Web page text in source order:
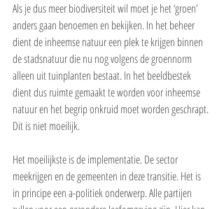
Als je dus meer biodiversiteit wil moet je het ‘groen’
anders gaan benoemen en bekijken. In het beheer
dient de inheemse natuur een plek te krijgen binnen
de stadsnatuur die nu nog volgens de groennorm
alleen uit tuinplanten bestaat. In het beeldbestek
dient dus ruimte gemaakt te worden voor inheemse
natuur en het begrip onkruid moet worden geschrapt.
Dit is niet moeilijk.
Het moeilijkste is de implementatie. De sector
meekrijgen en de gemeenten in deze transitie. Het is
in principe een a-politiek onderwerp. Alle partijen